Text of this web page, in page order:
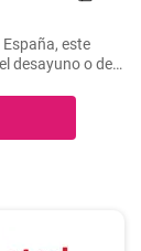
este
y esponjosas! ¡No os la perdáis!